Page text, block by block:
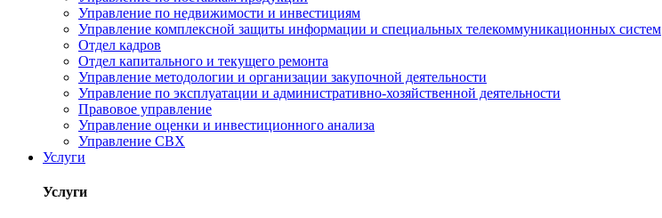
Управление по недвижимости и инвестициям
Управление комплексной защиты информации и специальных телекоммуникационных систем
Отдел кадров
Отдел капитального и текущего ремонта
Управление методологии и организации закупочной деятельности
Управление по эксплуатации и административно-хозяйственной деятельности
Правовое управление
Управление оценки и инвестиционного анализа
Управление СВХ
Услуги
Услуги